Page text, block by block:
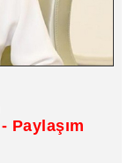
- Paylaşım